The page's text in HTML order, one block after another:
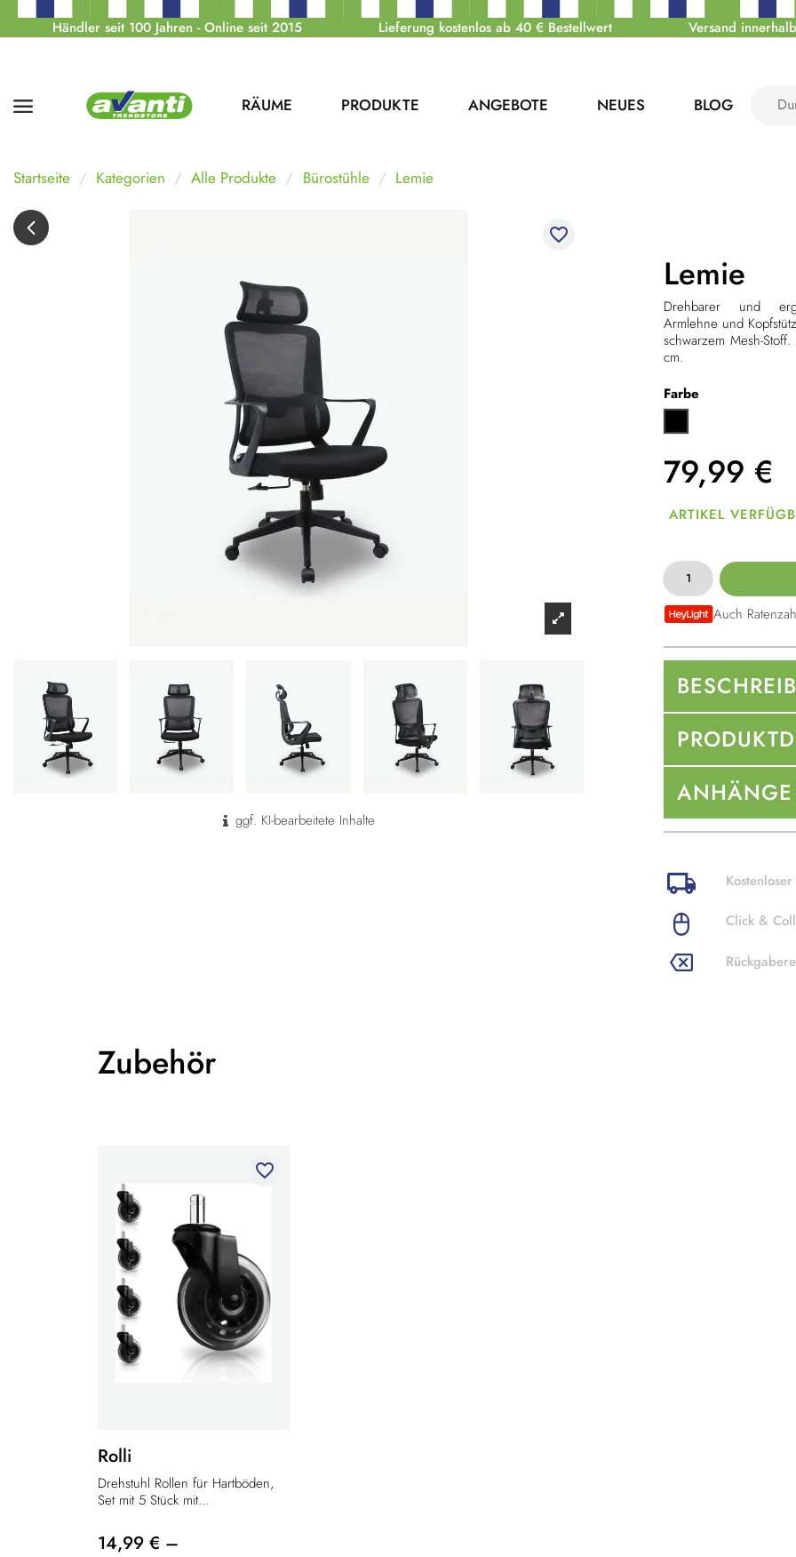
Händler seit 100 Jahren - Online seit 2015 Lieferung kostenlos ab 40 € Bestellwert Versand
RÄUME PRODUKTE ANGEBOTE NEUES BLOG
Startseite Kategorien Alle Produkte Bürostühle Lemie
favorite_border
ggf. KI-bearbeitete Inhalte
Lemie
Drehbarer und
Armlehne und
schwarzem Mesh-
cm.
Farbe
79,99 €
ARTIKEL
Auch
ANHÄNGE
Click &
Zubehör
favorite_border
Rolli
Drehstuhl Rollen für Hartböden,
Set mit 5 Stück mit...
14,99 € –